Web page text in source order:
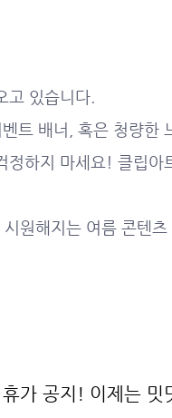
고 있습니다.
트 배너, 혹은 청량한
정하지 마세요! 클립아
원해지는 여름 콘텐츠
가 공지! 이제는 밋